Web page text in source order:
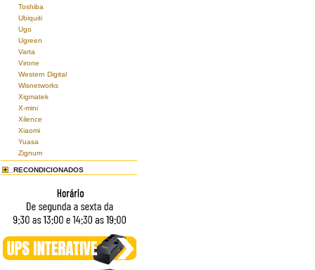
Toshiba
Ubiquiti
Ugo
Ugreen
Varta
Virone
Western Digital
Wisnetworks
Xigmatek
X-mini
Xilence
Xiaomi
Yuasa
Zignum
RECONDICIONADOS